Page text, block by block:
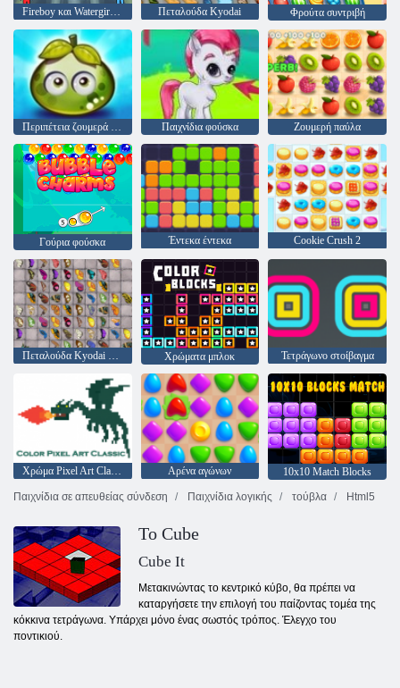
Fireboy και Watergirl 4: Crystal Temple Πεταλούδα Kyodai Φρούτα συντριβή
Περιπέτεια ζουμερά μούρα Παιχνίδια φούσκα Ζουμερή παύλα
Γούρια φούσκα Έντεκα έντεκα Cookie Crush 2
Πεταλούδα Kyodai HD Χρώματα μπλοκ Τετράγωνο στοίβαγμα
Χρώμα Pixel Art Classic Αρένα αγώνων
10x10 Match Blocks
Παιχνίδια σε απευθείας σύνδεση
Παιχνίδια λογικής τούβλα Html5
Το Cube
Cube It
Μετακινώντας το κεντρικό κύβο, θα πρέπει να
καταργήσετε την επιλογή του παίζοντας τομέα της
κόκκινα τετράγωνα. Υπάρχει μόνο ένας σωστός τρόπος. Έλεγχο του
ποντικιού.